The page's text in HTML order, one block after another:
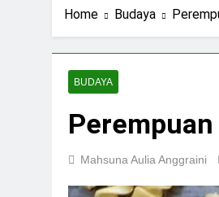
Home Budaya
BUDAYA
Mahsuna Aulia Anggraini